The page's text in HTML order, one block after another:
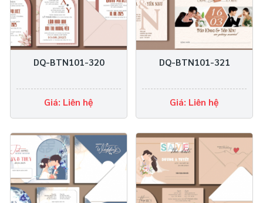
DQ-BTN101-320
Giá: Liên hệ
DQ-BTN101-321
Giá: Liên hệ